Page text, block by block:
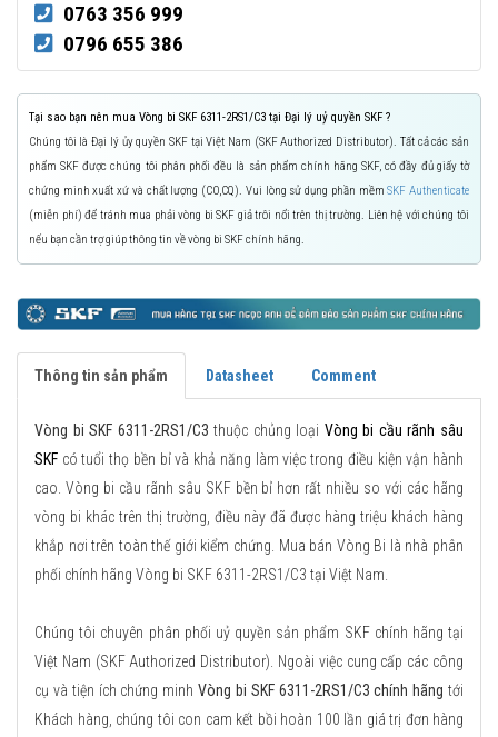
0763 356 999
0796 655 386
Tại sao bạn nên mua Vòng bi SKF 6311-2RS1/C3 tại Đại lý uỷ quyền SKF ?
Chúng tôi là Đại lý ủy quyền SKF tại Việt Nam (SKF Authorized Distributor). Tất cả các sản
phẩm SKF được chúng tôi phân phối đều là sản phẩm chính hãng SKF, có đầy đủ giấy tờ
chứng minh xuất xứ và chất lượng (CO,CQ). Vui lòng sử dụng phần mềmSKF Authenticate
(miễn phí) để tránh mua phải vòng bi SKF giả trôi nổi trên thị trường. Liên hệ với chúng tôi
nếu bạn cần trợ giúp thông tin về vòng bi SKF chính hãng.
Thông tin sản phẩm Datasheet Comment
Vòng bi SKF 6311-2RS1/C3 thuộc chủng loại Vòng bi cầu rãnh sâu
SKF có tuổi thọ bền bỉ và khả năng làm việc trong điều kiện vận hành
cao. Vòng bi cầu rãnh sâu SKF bền bỉ hơn rất nhiều so với các hãng
vòng bi khác trên thị trường, điều này đã được hàng triệu khách hàng
khắp nơi trên toàn thế giới kiểm chứng. Mua bán Vòng Bi là nhà phân
phối chính hãng Vòng bi SKF 6311-2RS1/C3 tại Việt Nam.
Chúng tôi chuyên phân phối uỷ quyền sản phẩm SKF chính hãng tại
Việt Nam (SKF Authorized Distributor). Ngoài việc cung cấp các công
cụ và tiện ích chứng minh Vòng bi SKF 6311-2RS1/C3 chính hãng tới
Khách hàng, chúng tôi con cam kết bồi hoàn 100 lần giá trị đơn hàng